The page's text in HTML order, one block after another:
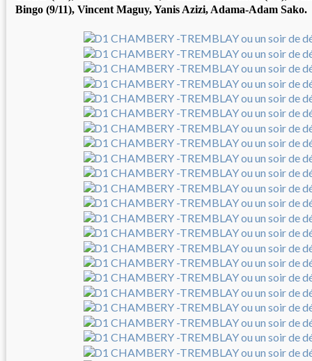
Bingo (9/11), Vincent Maguy, Yanis Azizi, Adama-Adam Sako.